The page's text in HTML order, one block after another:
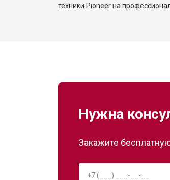
техники Pioneer на
Нужна
Закажите